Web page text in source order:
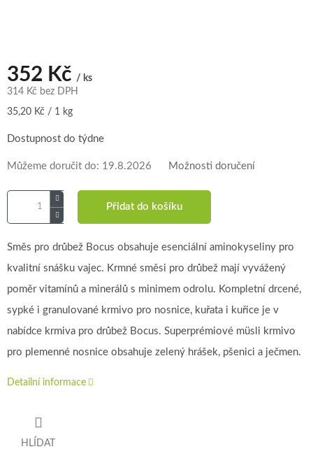
352 Kč / ks
314 Kč bez DPH
Měrná
35,20 Kč / 1 kg
Dostupnost do týdne
Můžeme doručit do: 19.8.2026 Možnosti doručení
Přidat do košíku
Směs pro drůbež Bocus obsahuje esenciální aminokyseliny pro
kvalitní snášku vajec. Krmné směsi pro drůbež mají vyvážený
poměr vitamínů a minerálů s minimem odrolu. Kompletní drcené,
sypké i granulované krmivo pro nosnice, kuřata i kuřice je v
nabídce krmiva pro drůbež Bocus. Superprémiové müsli krmivo
pro plemenné nosnice obsahuje zelený hrášek, pšenici a ječmen.
Detailní informace
HLÍDAT